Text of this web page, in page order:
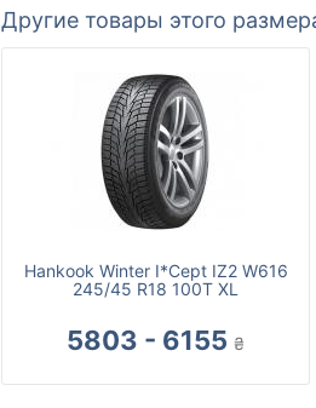
Другие товары этого
Hankook Winter I*Cept IZ2 W616
245/45 R18 100T XL
5803 - 6155 ₴